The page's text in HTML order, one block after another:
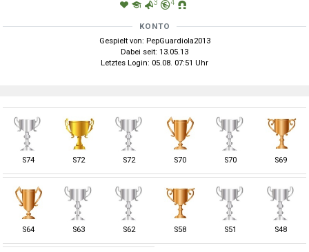
3 4
KONTO
Gespielt von: PepGuardiola2013
Dabei seit: 13.05.13
Letztes Login: 05.08. 07:51 Uhr
S74 S72 S72 S70 S70 S69
S64 S63 S62 S58 S51 S48